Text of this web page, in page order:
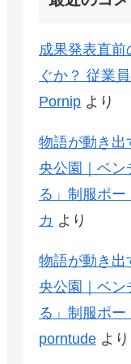
成果発表直
ぐか？ 従業
Pornip より
物語が動き出
央公園｜ベン
る」制服ポ
カ より
物語が動き出
央公園｜ベン
る」制服ポ
porntude より